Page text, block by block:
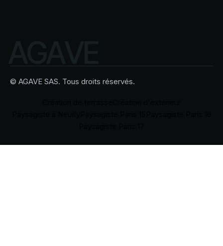
© AGAVE SAS. Tous droits réservés.